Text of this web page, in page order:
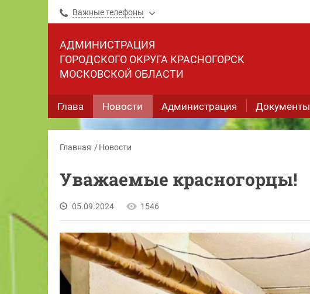
Важные телефоны
АДМИНИСТРАЦИЯ
ГОРОДСКОГО ОКРУГА КРАСНОГОРСК
МОСКОВСКОЙ ОБЛАСТИ
Глава Новости Администрация Документы
Главная Новости
Уважаемые красногорцы!
05.09.2024 1546